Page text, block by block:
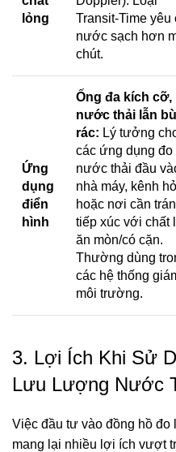
lỏng
Transit-Time yêu
nước sạch hơn
chút.
Ứng
dụng
điển
hình
Ống đa kích cỡ,
nước thải lẫn
rác: Lý tưởng
các ứng dụng đo
nước thải đầu
nhà máy, kênh
hoặc nơi cần
tiếp xúc với chất
ăn mòn/có cặn.
Thường dùng
các hệ thống
môi trường.
3. Lợi Ích Khi Sử
Lưu Lượng Nước
Việc đầu tư vào đồng hồ
mang lại nhiều lợi ích vượt